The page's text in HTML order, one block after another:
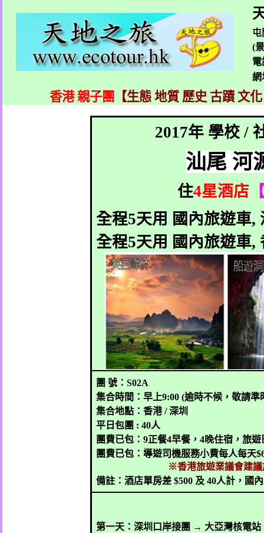
屯
(
電
香港 親子團 【生態 地質 歷史 古蹟 文
2017年 學校/
汕尾 河
住4星酒店
全程5天用 國內旅遊車,
全程5天用 國內旅遊車,
團 號：S02A
集合時間：早上9:00 (逾時不候，敬請準
集合地點：香港/深圳
平日包團 : 40人
團費已包：9正餐4早餐，4晚住宿，旅
團費已包：導遊司機服務小費每人每天
※香港旅遊業議會建議
備註：酒店單房差$500 及40人計，國
第一天：深圳口岸接團 → 大亞灣核電